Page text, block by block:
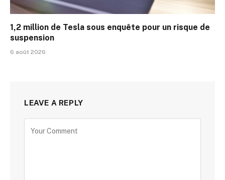
1,2 million de Tesla sous enquête pour un risque de
suspension
6 août 2026
LEAVE A REPLY